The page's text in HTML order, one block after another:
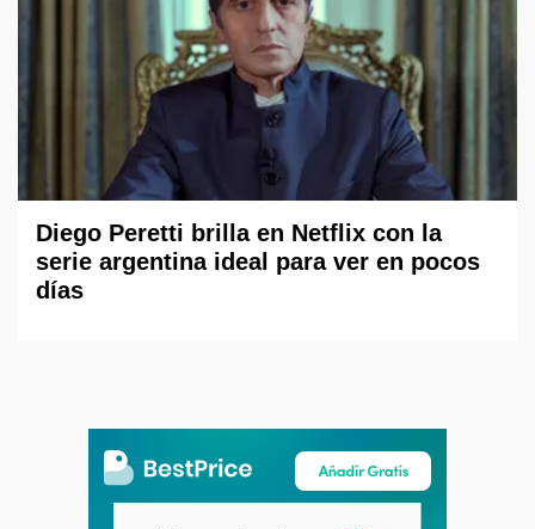
Diego Peretti brilla en Netflix con la
serie argentina ideal para ver en pocos
días